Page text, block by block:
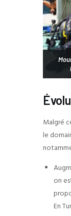
Malgré
le
on
En